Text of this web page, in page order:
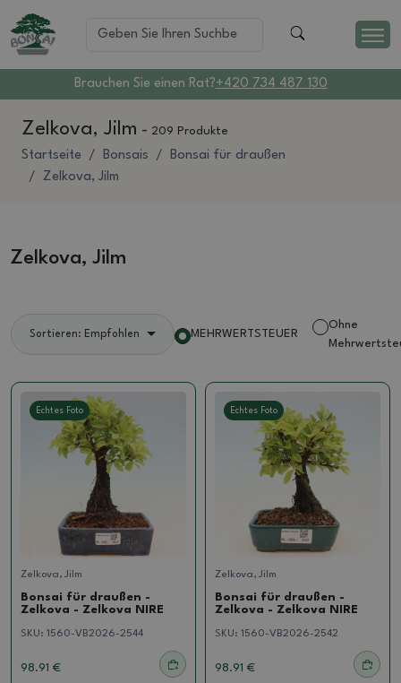
Brauchen Sie einen Rat?+420 734 487 130
Zelkova, Jilm - 209 Produkte
Startseite Bonsais
Bonsai für draußen
Zelkova, Jilm
Zelkova, Jilm
Sortieren: Empfohlen MEHRWERTSTEUER
Ohne
Echtes Foto
Zelkova, Jilm
Bonsai für draußen -
Zelkova - Zelkova NIRE
SKU: 1560-VB2026-2544
98.91 €
Echtes Foto
Zelkova, Jilm
Bonsai für draußen -
Zelkova - Zelkova NIRE
SKU: 1560-VB2026-2542
98.91 €